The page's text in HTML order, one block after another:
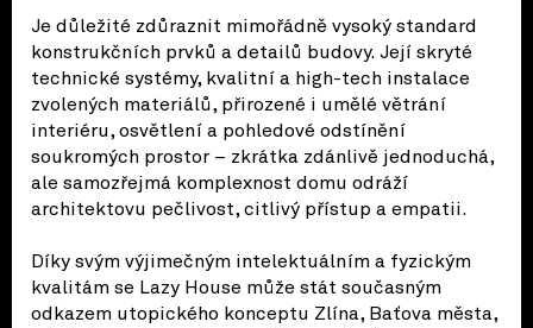
Je důležité zdůraznit mimořádně vysoký standard
konstrukčních prvků a detailů budovy. Její skryté
technické systémy, kvalitní a high-tech instalace
zvolených materiálů, přirozené i umělé větrání
interiéru, osvětlení a pohledové odstínění
soukromých prostor – zkrátka zdánlivě jednoduchá,
ale samozřejmá komplexnost domu odráží
architektovu pečlivost, citlivý přístup a empatii.
Díky svým výjimečným intelektuálním a fyzickým
kvalitám se Lazy House může stát současným
odkazem utopického konceptu Zlína, Baťova města,